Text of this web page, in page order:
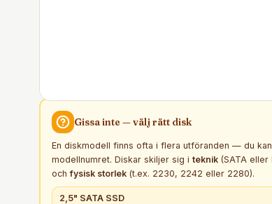
Gissa inte — välj rätt disk
En diskmodell finns ofta i flera utföranden — du
modellnumret. Diskar skiljer sig i teknik (SATA
ochfysisk storlek (t.ex. 2230, 2242 eller 2280).
2,5" SATA SSD